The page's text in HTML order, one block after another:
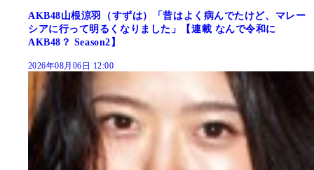
AKB48山根涼羽（すずは）「昔はよく病んでたけど、マレー
シアに行って明るくなりました」【連載 なんで令和に
AKB48？ Season2】
2026年08月06日 12:00